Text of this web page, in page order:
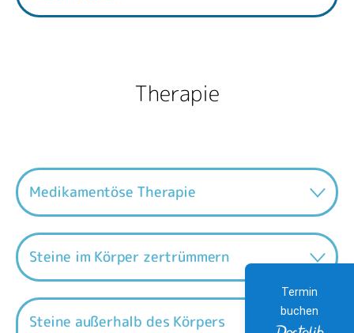
Therapie
Medikamentöse Therapie
Steine im Körper zertrümmern
Steine außerhalb des Körpers
Termin
buchen